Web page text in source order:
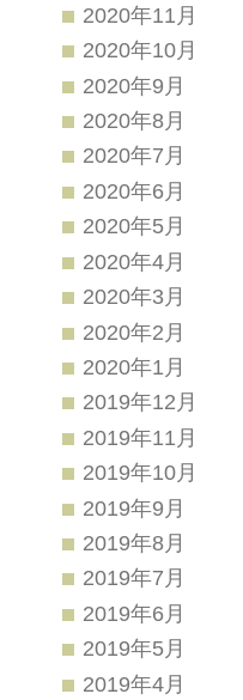
2020年11月
2020年10月
2020年9月
2020年8月
2020年7月
2020年6月
2020年5月
2020年4月
2020年3月
2020年2月
2020年1月
2019年12月
2019年11月
2019年10月
2019年9月
2019年8月
2019年7月
2019年6月
2019年5月
2019年4月